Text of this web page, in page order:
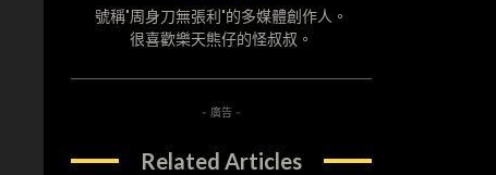
號稱"周身刀無張利"的多媒體創作人。
很喜歡樂天熊仔的怪叔叔。
- 廣告 -
Related Articles